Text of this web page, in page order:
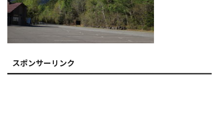
スポンサーリンク